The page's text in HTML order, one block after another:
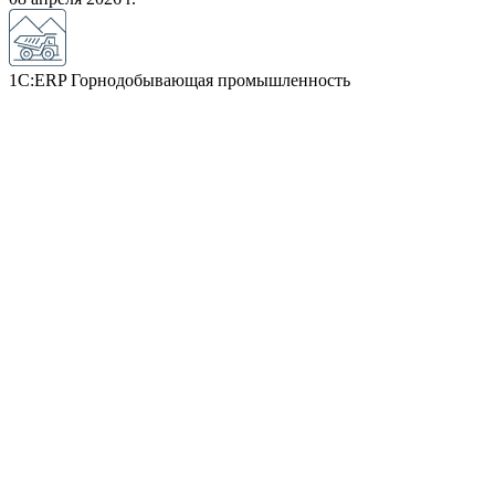
1С:ERP Горнодобывающая промышленность